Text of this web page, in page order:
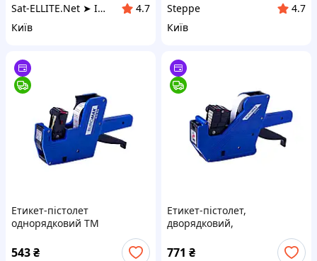
Sat-ELLITE.Net ➤ ІНТЕРНЕТ-СУПЕРМАРКЕТ
4.7
Київ
Steppe
4.7
Київ
Етикет-пістолет
однорядковий ТМ
543₴
Етикет-пістолет,
дворядковий,
BM.4312 ТМ BUROMAX
771 ₴